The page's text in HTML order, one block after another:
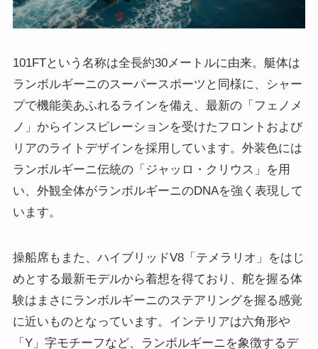
101FTという名称は全長約30メートルに由来。艇体は
ランボルギーニのスーパースポーツと同様に、シャー
プで機能美あふれるラインを備え、最新の「フェノメ
ノ」からインスピレーションを受けたフロントおよび
リアのライトデザインを採用しています。外装色には
ランボルギーニ伝統の「ジャッロ・クリウス」を用
い、外観全体がランボルギーニのDNAを強く表現して
います。
操船席もまた、ハイブリッドV8「テメラリオ」をはじ
めとする最新モデルから着想を得ており、舵を握る体
験はまさにランボルギーニのステアリングを握る感覚
に近いものとなっています。インテリアは六角形や
「Y」字モチーフなど、ランボルギーニを象徴するデ